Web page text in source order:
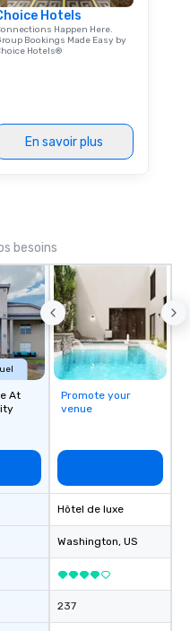
Hotels
Happen Here.
Bookings Made Easy by
Hotels®
En savoir plus
besoins
At
Promote your
venue
Hôtel de luxe
Washington, US
237